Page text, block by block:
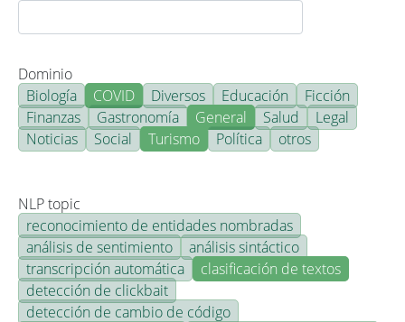
Dominio
Biología
COVID Diversos Educación
Ficción
Finanzas
Gastronomía General Salud
Legal
Noticias
Social Turismo Política otros
NLP topic
reconocimiento de entidades nombradas
análisis de sentimiento
análisis sintáctico
transcripción automática
clasificación de textos
detección de clickbait
detección de cambio de código